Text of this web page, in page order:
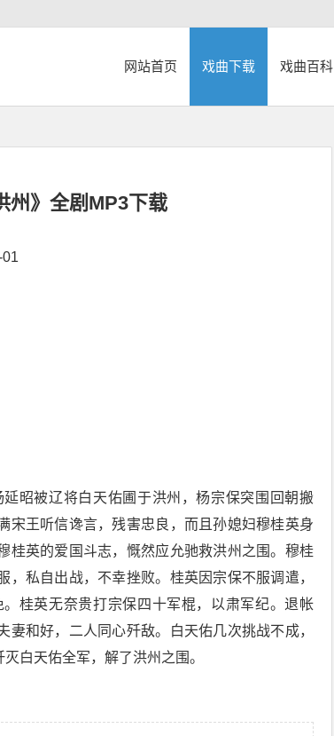
网站首页 戏曲下载 戏曲百科
州》全剧MP3下载
昭被辽将白天佑圃于洪州，杨宗保突围回朝搬
宋王听信谗言，残害忠良，而且孙媳妇穆桂英身
桂英的爱国斗志，慨然应允驰救洪州之围。穆桂
私自出战，不幸挫败。桂英因宗保不服调遣，
桂英无奈贵打宗保四十军棍，以肃军纪。退帐
和好，二人同心歼敌。白天佑几次挑战不成，
白天佑全军，解了洪州之围。